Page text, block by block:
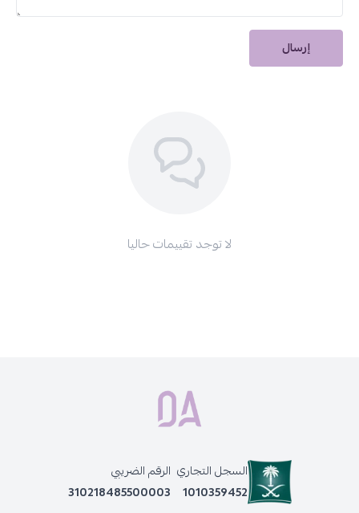
الحقيقي للحصول على مظهر يدين فائق النعومة والجاذبية في كل
المناسبات.
كريم الشعر لوريال الفيف دريم لونج
إرسال
لا توجد تقييمات حاليا
السجل التجاري
1010359452
الرقم الضريبي
310218485500003